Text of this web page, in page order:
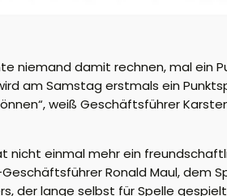
niemand damit rechnen, mal ein
am Samstag erstmals ein
weiß Geschäftsführer
nicht einmal mehr ein
Ronald Maul, dem
der lange selbst für Spelle